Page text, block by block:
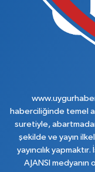
haberciliğinde temel
suretiyle,
şekilde ve yayın
yayıncılık
AJANSI medyanın